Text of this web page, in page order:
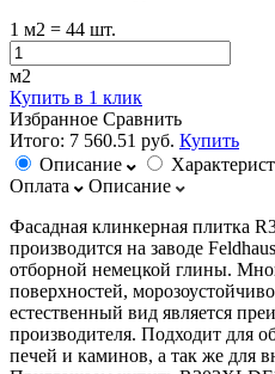
1 м2 = 44 шт.
м2
Купить в 1 клик
Избранное Сравнить
Итого: 7 560.51 руб. Купить
Описание
Оплата
Описание
Фасадная клинкерная плитка
производится на заводе
отборной немецкой глины.
поверхностей,
естественный вид является
производителя. Подходит для
печей и каминов, а так же для